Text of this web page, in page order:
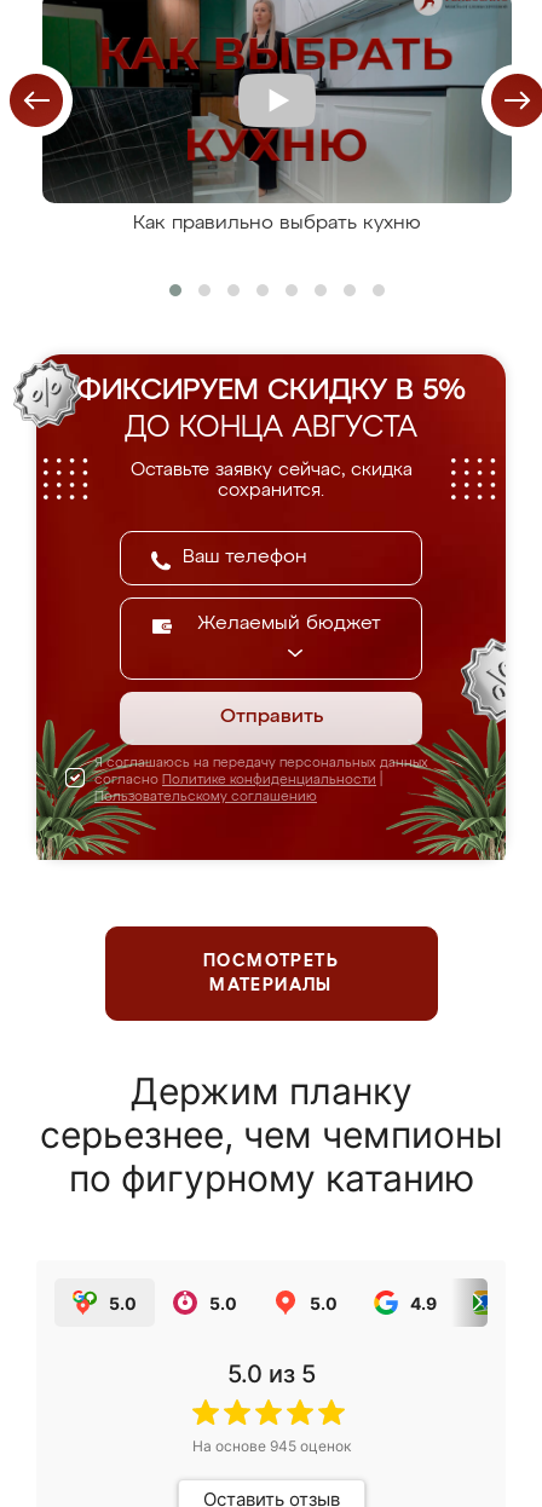
Как правильно выбрать кухню
ФИКСИРУЕМ СКИДКУ В 5%
ДО КОНЦА АВГУСТА
Оставьте заявку сейчас, скидка
сохранится.
Желаемый бюджет
Отправить
Я соглашаюсь на передачу персональных данных
согласно Политике конфиденциальности
Пользовательскому соглашению
ПОСМОТРЕТЬ
МАТЕРИАЛЫ
Держим планку
серьезнее, чем чемпионы
по фигурному катанию
5.0 5.0 5.0 4.9
5.0 из 5
На основе 945оценок
Оставить отзыв